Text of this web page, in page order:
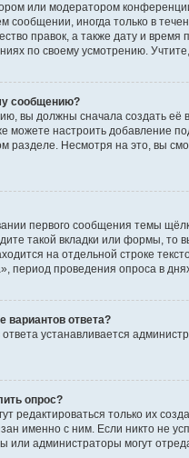
или модератором
сообщении, иногда только в
правок, а также дату и
по своему усмотрению.
сообщению?
вы должны сначала создать
можете настроить добавление
разделе. Несмотря на это, вы
первого сообщения темы
такой вкладки или формы,
на отдельной строке
период проведения опроса в
вариантов ответа?
устанавливается
опрос?
редактироваться только их
именно с ним. Если никто не
или администраторы могут